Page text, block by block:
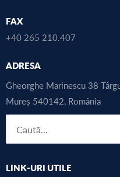
FAX
+40 265 210.407
ADRESA
Gheorghe Marinescu 38
Mureș 540142, România
LINK-URI UTILE